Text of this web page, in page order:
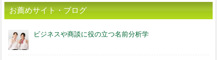
お薦めサイト・ブログ
ビジネスや商談に役の立つ名前分析学